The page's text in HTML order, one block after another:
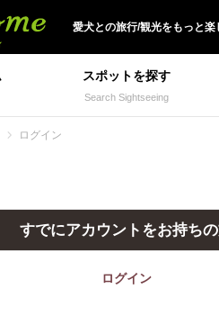
愛犬との旅行/観光をもっと楽
スポットを探す
Search Sightseeing
ログイン
すでにアカウントをお持ち
ログイン